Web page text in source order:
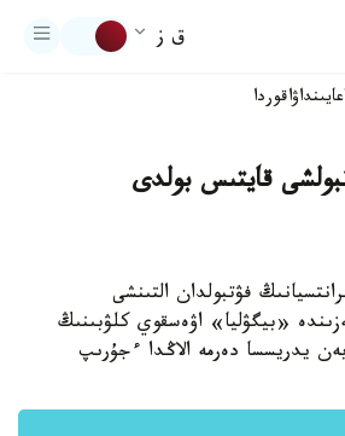
ق ز
اقوردا
قايتىس بولدى
فۋتبولدان التىنشى
«بيگۋليا» اۋەسقوي كلۋبىنىڭ
يدريسسا دەرمە الاڭدا ءجۇرىپ